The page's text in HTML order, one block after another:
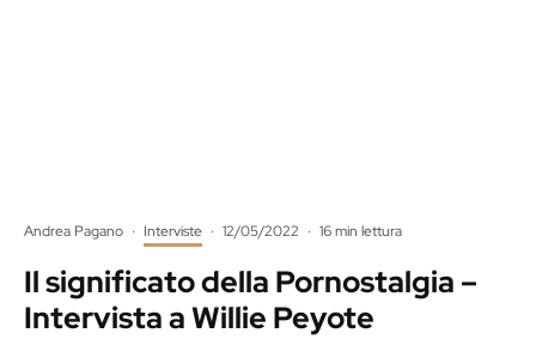
Andrea Pagano · Interviste · 12/05/2022 · 16 min lettura
Il significato della Pornostalgia –
Intervista a Willie Peyote